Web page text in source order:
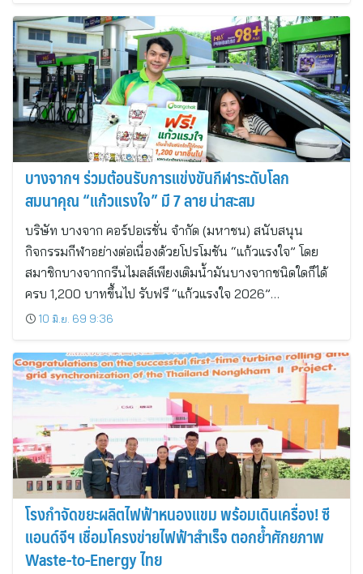
บางจากฯ ร่วมต้อนรับการแข่งขันกีฬาระดับโลก
สมนาคุณ “แก้วแรงใจ” มี 7 ลาย น่าสะสม
บริษัท บางจาก คอร์ปอเรชั่น จำกัด (มหาชน) สนับสนุน
กิจกรรมกีฬาอย่างต่อเนื่องด้วยโปรโมชัน “แก้วแรงใจ” โดย
สมาชิกบางจากกรีนไมลส์เพียงเติมน้ำมันบางจากชนิดใดก็ได้
ครบ 1,200 บาทขึ้นไป รับฟรี “แก้วแรงใจ 2026”…
10 มิ.ย. 69 9:36
โรงกำจัดขยะผลิตไฟฟ้าหนองแขม พร้อมเดินเครื่อง! ซี
แอนด์จีฯ เชื่อมโครงข่ายไฟฟ้าสำเร็จ ตอกย้ำศักยภาพ
Waste-to-Energy ไทย